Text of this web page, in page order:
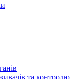
та контролю